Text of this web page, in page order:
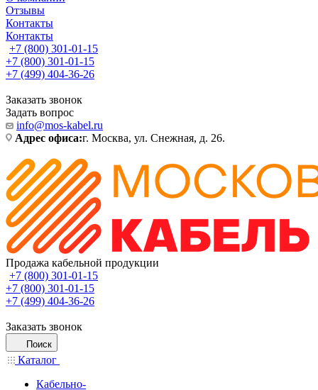
Отзывы
Контакты
Контакты
+7 (800) 301-01-15
+7 (800) 301-01-15
+7 (499) 404-36-26
Заказать звонок
Задать вопрос
info@mos-kabel.ru
Адрес офиса:г. Москва, ул. Снежная, д. 26.
Продажа кабельной продукции
+7 (800) 301-01-15
+7 (800) 301-01-15
+7 (499) 404-36-26
Заказать звонок
Поиск
Каталог
Кабельно-